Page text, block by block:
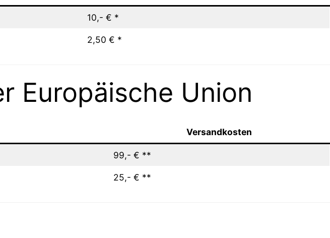
10,- € *
2,50 € *
Europäische Union
Versandkosten
99,- € **
25,- € **